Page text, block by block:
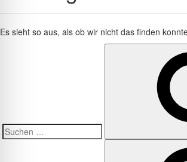
Es sieht so aus, als ob wir nicht das finden
Suche